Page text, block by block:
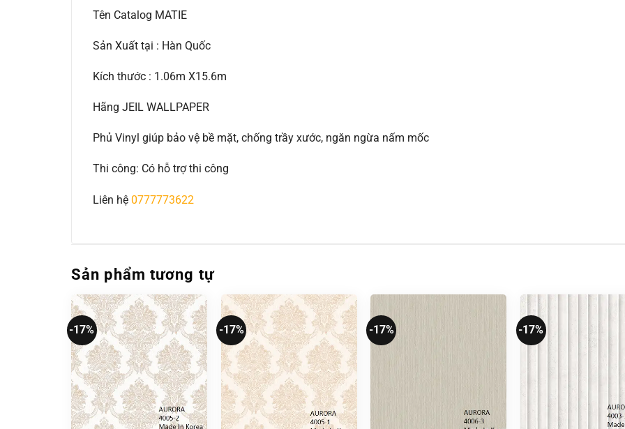
Tên Catalog MATIE
Sản Xuất tại : Hàn Quốc
Kích thước : 1.06m X15.6m
Hãng JEIL WALLPAPER
Phủ Vinyl giúp bảo vệ bề mặt, chống trầy xước, ngăn ngừa nấm mốc
Thi công: Có hỗ trợ thi công
Liên hệ 0777773622
Sản phẩm tương tự
-17% -17% -17% -17%